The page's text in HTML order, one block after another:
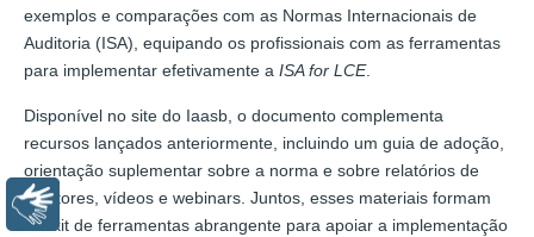
exemplos e comparações com as Normas Internacionais de
Auditoria (ISA), equipando os profissionais com as ferramentas
para implementar efetivamente a ISA for LCE.
Disponível no site do Iaasb, o documento complementa
recursos lançados anteriormente, incluindo um guia de adoção,
orientação suplementar sobre a norma e sobre relatórios de
auditores, vídeos e webinars. Juntos, esses materiais formam
um kit de ferramentas abrangente para apoiar a implementação
Libras